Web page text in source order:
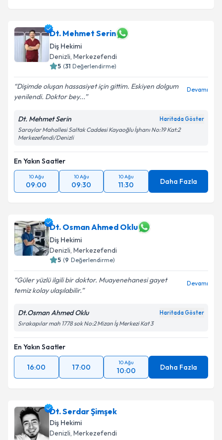
Dt. Mehmet Serin
Diş Hekimi
Denizli, Merkezefendi
5 (31 Değerlendirme)
Dişimde oluşan hassasiyet için gittim. Eskiyen dolgum
yenilendi. Doktor bey...
Devamı
Dt. Mehmet Serin Haritada Göster
Saraylar Mahallesi Saltak Caddesi Kayaoğlu İşhanı No:19 Kat:2
Merkezefendi/Denizli
En Yakın Saatler
10 Ağu
09:00
10 Ağu
09:30
10 Ağu
11:30 Daha Fazla
Dt. Osman Ahmed Oklu
Diş Hekimi
Denizli, Merkezefendi
5 (9 Değerlendirme)
Güler yüzlü ilgili bir doktor. Muayenehanesi gayet
temiz kolay ulaşılabilir.
Devamı
Dt.Osman Ahmed Oklu Haritada Göster
Sırakapılar mah 1778 sok No:2 Mizan İş Merkezi Kat 3
En Yakın Saatler
16:00 17:00
10 Ağu
10:00 Daha Fazla
Dt. Serdar Şimşek
Diş Hekimi
Denizli, Merkezefendi